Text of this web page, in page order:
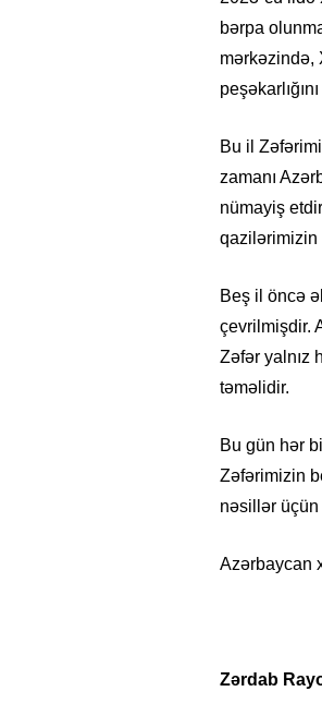
bərpa
mərkəzində,
Bu il
zamanı
nümayiş
qazilərimizin
Beş il öncə
çevrilmişdir.
Zəfər yalnız
təməlidir.
Bu gün hər
Zəfərimizin
nəsillər
Azərbaycan
Zərdab